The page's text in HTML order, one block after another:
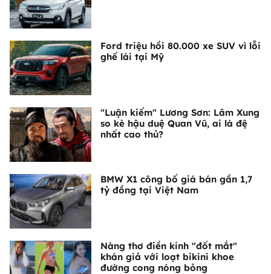
Ford triệu hồi 80.000 xe SUV vì lỗi
ghế lái tại Mỹ
"Luận kiếm" Lương Sơn: Lâm Xung
so kè hậu duệ Quan Vũ, ai là đệ
nhất cao thủ?
BMW X1 công bố giá bán gần 1,7
tỷ đồng tại Việt Nam
Nàng thơ điền kinh "đốt mắt"
khán giả với loạt bikini khoe
đường cong nóng bỏng